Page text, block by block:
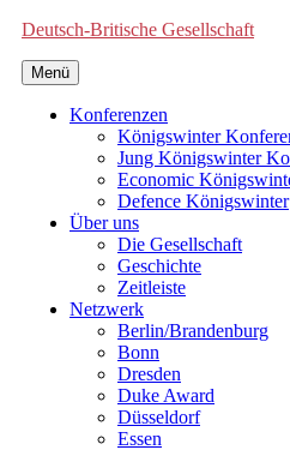
Deutsch-Britische Gesellschaft
Menü
Konferenzen
Königswinter
Jung Königswinter
Economic
Defence Königswinter
Über uns
Die Gesellschaft
Geschichte
Zeitleiste
Netzwerk
Berlin/Brandenburg
Bonn
Dresden
Duke Award
Düsseldorf
Essen